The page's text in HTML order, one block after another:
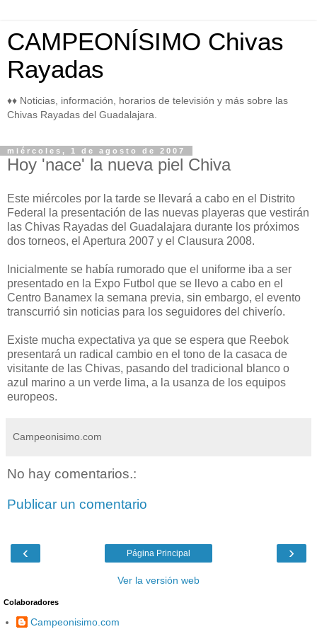
CAMPEONÍSIMO Chivas
Rayadas
♦♦ Noticias, información, horarios de televisión y más sobre las
Chivas Rayadas del Guadalajara.
miércoles, 1 de agosto de 2007
Hoy 'nace' la nueva piel Chiva
Este miércoles por la tarde se llevará a cabo en el Distrito
Federal la presentación de las nuevas playeras que vestirán
las Chivas Rayadas del Guadalajara durante los próximos
dos torneos, el Apertura 2007 y el Clausura 2008.
Inicialmente se había rumorado que el uniforme iba a ser
presentado en la Expo Futbol que se llevo a cabo en el
Centro Banamex la semana previa, sin embargo, el evento
transcurrió sin noticias para los seguidores del chiverío.
Existe mucha expectativa ya que se espera que Reebok
presentará un radical cambio en el tono de la casaca de
visitante de las Chivas, pasando del tradicional blanco o
azul marino a un verde lima, a la usanza de los equipos
europeos.
Campeonisimo.com
No hay comentarios.:
Publicar un comentario
‹ ›
Página Principal
Ver la versión web
Colaboradores
Campeonisimo.com